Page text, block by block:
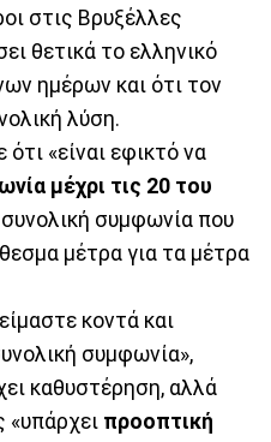
στις Βρυξέλλες
θετικά το ελληνικό
ημέρων και ότι τον
λύση.
«είναι εφικτό να
μέχρι τις 20 του
συμφωνία που
μέτρα για τα μέτρα
κοντά και
συμφωνία»,
καθυστέρηση, αλλά
προοπτική